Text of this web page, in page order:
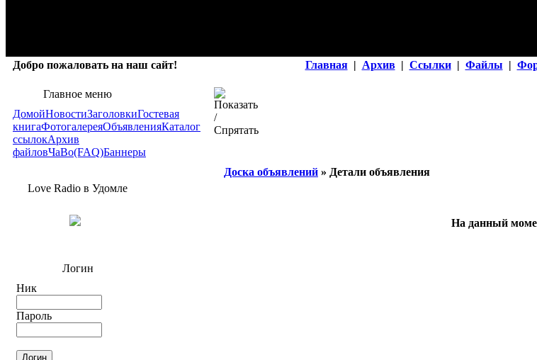
Добро пожаловать на наш сайт! Главная | Архив | Ссылки | Файлы |
Главное меню
ДомойНовостиЗаголовкиГостевая
книгаФотогалереяОбъявленияКаталог
ссылокАрхив
файловЧаВо(FAQ)Баннеры
Love Radio в Удомле
Логин
Ник
Пароль
Доска объявлений » Детали объявления
На данный